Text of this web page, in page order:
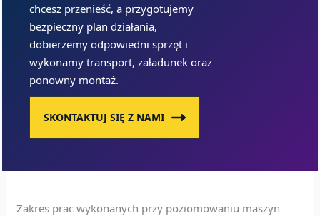
chcesz przenieść, a przygotujemy
bezpieczny plan działania,
dobierzemy odpowiedni sprzęt i
wykonamy transport, załadunek oraz
ponowny montaż.
SKONTAKTUJ SIĘ Z NAMI
Zakres prac wykonanych przy poziomowaniu maszyn